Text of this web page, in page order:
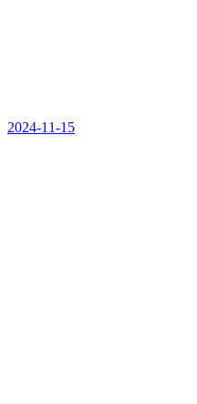
2024-11-15